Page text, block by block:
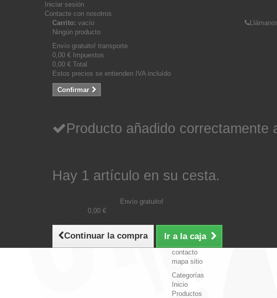
Iniciar sesión
Contacte con nosotros
Carrito: vacío
Ningún producto
Envío gratuito! transporte
0,00 € Impuestos
0,00 € Total
Estos precios se entienden IVA incluído
Confirmar
Producto añadido correctamente
Hay 1 artículo en su cesta.
Envío gratuito!
0,00 €
Continuar la compra Ir a la caja
contacto
mapa sitio
Categorías
Inicio
Productos